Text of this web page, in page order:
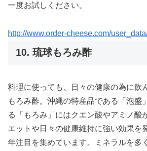
一度お試しください。
http://www.order-cheese.com/
10. 琉球もろみ酢
料理に使っても、日々の健康の為に飲
もろみ酢。沖縄の特産品である「泡盛
る「もろみ」にはクエン酸やアミノ酸
エットや日々の健康維持に強い効果を
年注目を集めています。ミネラルを多